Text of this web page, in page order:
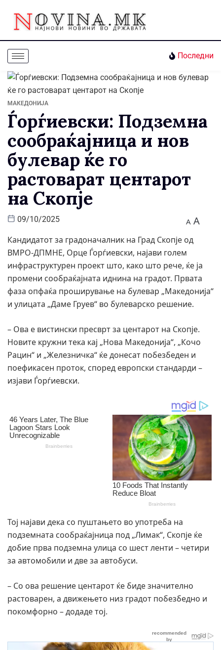
Последни
МАКЕДОНИЈА
Ѓорѓиевски: Подземна
сообраќајница и нов
булевар ќе го
растоварат центарот
на Скопје
09/10/2025 A A
Кандидатот за градоначалник на Град Скопје од
ВМРО-ДПМНЕ, Орце Ѓорѓиевски, најави голем
инфраструктурен проект што, како што рече, ќе ја
промени сообраќајната иднина на градот. Првата
фаза опфаќа проширување на булевар „Македонија“
и улицата „Даме Груев“ во булеварско решение.
– Ова е вистински пресврт за центарот на Скопје.
Новите кружни тека кај „Нова Македонија“, „Кочо
Рацин“ и „Железничка“ ќе донесат побезбеден и
поефикасен проток, според европски стандарди –
изјави Ѓорѓиевски.
Тој најави дека со пуштањето во употреба на
подземната сообраќајница под „Лимак“, Скопје ќе
добие прва подземна улица со шест ленти – четири
за автомобили и две за автобуси.
– Со ова решение центарот ќе биде значително
растоварен, а движењето низ градот побезбедно и
покомфорно – додаде тој.